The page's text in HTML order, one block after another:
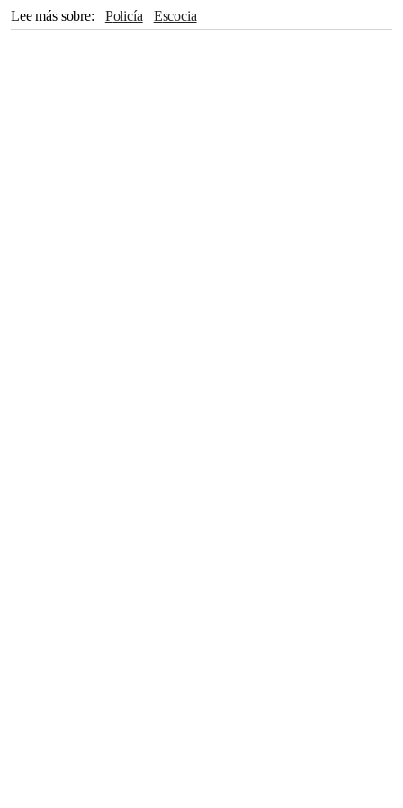
Lee más sobre Policía Escocia